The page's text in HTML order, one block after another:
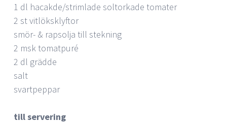
1 dl hacakde/strimlade soltorkade tomater
2 st vitlöksklyftor
smör- & rapsolja till stekning
2 msk tomatpuré
2 dl grädde
salt
svartpeppar
till servering